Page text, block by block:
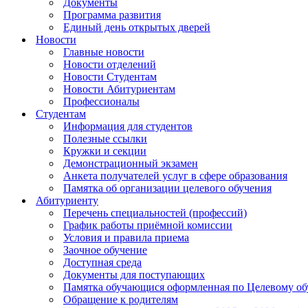
Документы
Программа развития
Единый день открытых дверей
Новости
Главные новости
Новости отделений
Новости Студентам
Новости Абитуриентам
Профессионалы
Студентам
Информация для студентов
Полезные ссылки
Кружки и секции
Демонстрационный экзамен
Анкета получателей услуг в сфере образования
Памятка об организации целевого обучения
Абитуриенту
Перечень специальностей (профессий)
График работы приёмной комиссии
Условия и правила приема
Заочное обучение
Доступная среда
Документы для поступающих
Памятка обучающися оформленная по Целевому
Обращение к родителям